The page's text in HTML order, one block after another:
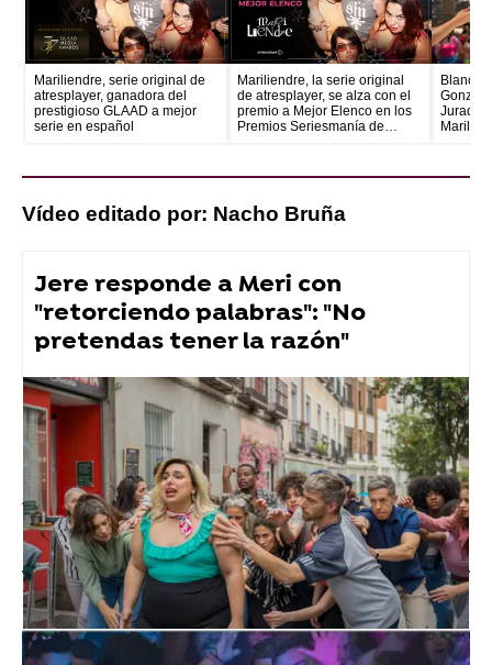
Mariliendre, serie original de
atresplayer, ganadora del
prestigioso GLAAD a mejor
serie en español
Mariliendre, la serie original
de atresplayer, se alza con el
premio a Mejor Elenco en los
Premios Seriesmanía de
Blanca
Jurado,
Vídeo editado por: Nacho Bruña
Jere responde a Meri con
"retorciendo palabras": "No
pretendas tener la razón"
atresplayer
Atresplayer Premium » Mariliendre
Vídeos